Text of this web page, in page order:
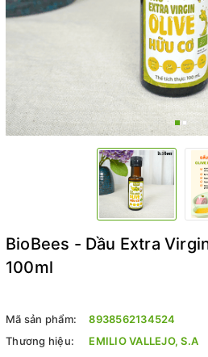
BioBees - Dầu Extra
100ml
Mã sản phẩm:
8938562134524
Thương hiệu:
EMILIO VALLEJO, S.A